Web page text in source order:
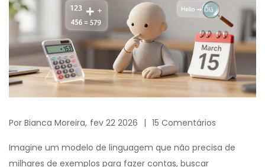
Por Bianca Moreira, fev 22 2026 15 Comentários
Imagine um modelo de linguagem que não precisa de
milhares de exemplos para fazer contas, buscar